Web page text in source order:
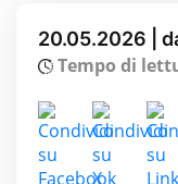
20.05.2026 |
Tempo di